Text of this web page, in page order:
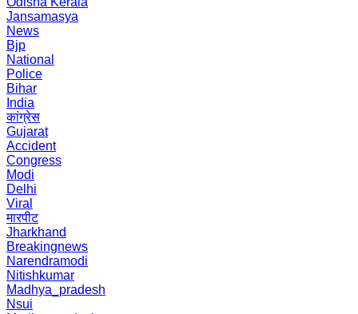
Jansamasya
News
Bjp
National
Police
Bihar
India
कांग्रेस
Gujarat
Accident
Congress
Modi
Delhi
Viral
मारपीट
Jharkhand
Breakingnews
Narendramodi
Nitishkumar
Madhya_pradesh
Nsui